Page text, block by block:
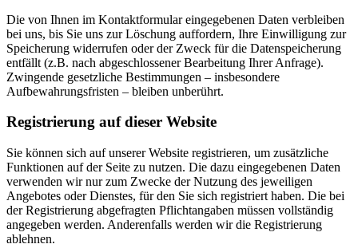
Die von Ihnen im Kontaktformular eingegebenen Daten verbleiben
bei uns, bis Sie uns zur Löschung auffordern, Ihre Einwilligung zur
Speicherung widerrufen oder der Zweck für die Datenspeicherung
entfällt (z.B. nach abgeschlossener Bearbeitung Ihrer Anfrage).
Zwingende gesetzliche Bestimmungen – insbesondere
Aufbewahrungsfristen – bleiben unberührt.
Registrierung auf dieser Website
Sie können sich auf unserer Website registrieren, um zusätzliche
Funktionen auf der Seite zu nutzen. Die dazu eingegebenen Daten
verwenden wir nur zum Zwecke der Nutzung des jeweiligen
Angebotes oder Dienstes, für den Sie sich registriert haben. Die bei
der Registrierung abgefragten Pflichtangaben müssen vollständig
angegeben werden. Anderenfalls werden wir die Registrierung
ablehnen.